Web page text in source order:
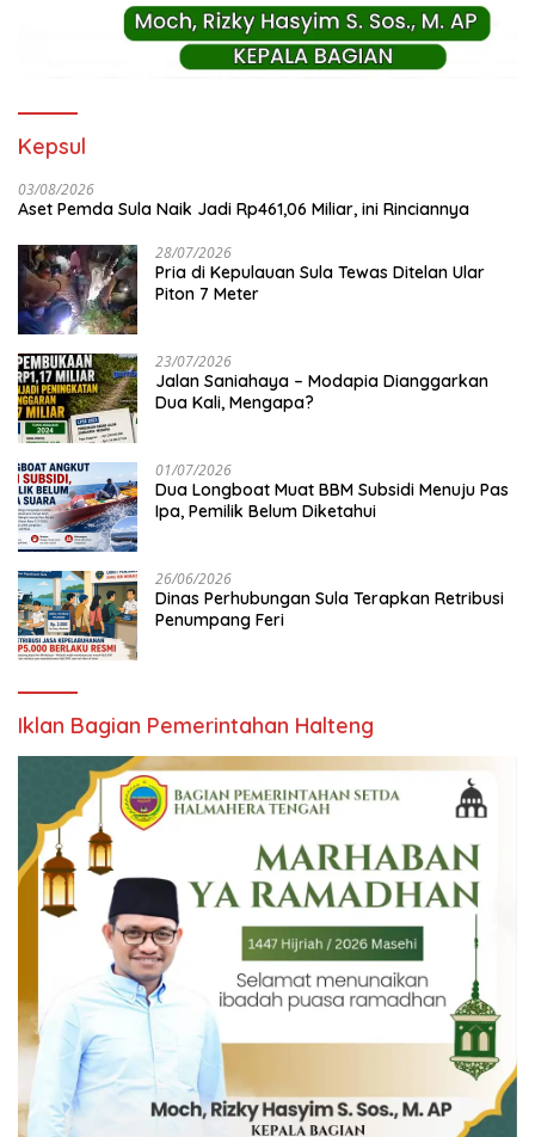
Kepsul
03/08/2026
Aset Pemda Sula Naik Jadi Rp461,06 Miliar, ini Rinciannya
28/07/2026
Pria di Kepulauan Sula Tewas Ditelan Ular
Piton 7 Meter
23/07/2026
Jalan Saniahaya – Modapia Dianggarkan
Dua Kali, Mengapa?
01/07/2026
Dua Longboat Muat BBM Subsidi Menuju Pas
Ipa, Pemilik Belum Diketahui
26/06/2026
Dinas Perhubungan Sula Terapkan Retribusi
Penumpang Feri
Iklan Bagian Pemerintahan Halteng